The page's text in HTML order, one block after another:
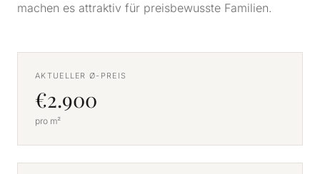
machen es attraktiv für preisbewusste Familien.
AKTUELLER Ø-PREIS
€2.900
pro m²